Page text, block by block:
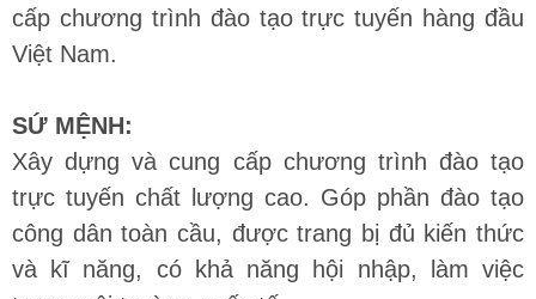
cấp chương trình đào tạo trực tuyến hàng đầu
Việt Nam.
SỨ MỆNH:
Xây dựng và cung cấp chương trình đào tạo
trực tuyến chất lượng cao. Góp phần đào tạo
công dân toàn cầu, được trang bị đủ kiến thức
và kĩ năng, có khả năng hội nhập, làm việc